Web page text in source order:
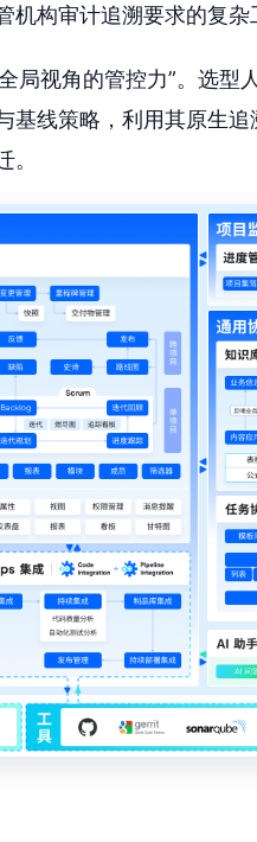
构审计追溯要求的复杂
局视角的管控力”。选
基线策略，利用其原生